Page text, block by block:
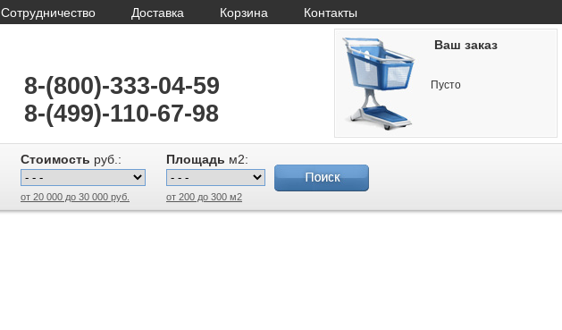
Сотрудничество Доставка Корзина Контакты
8-(800)-333-04-59
8-(499)-110-67-98
Ваш заказ
Пусто
Стоимость руб.:
от 20 000 до 30 000 руб.
Площадь м2:
от 200 до 300 м2